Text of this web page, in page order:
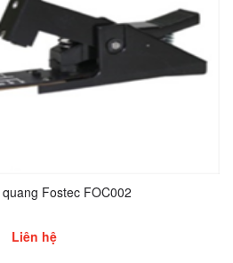
Fostec FOC002
Liên hệ